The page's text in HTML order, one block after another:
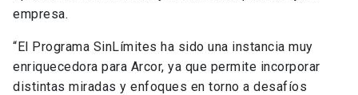
empresa.
“El Programa SinLímites ha sido una instancia muy
enriquecedora para Arcor, ya que permite incorporar
distintas miradas y enfoques en torno a desafíos